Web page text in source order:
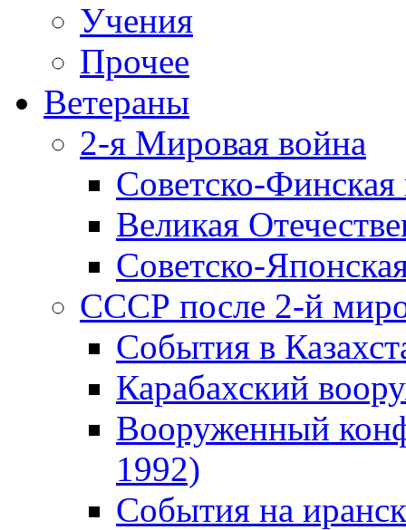
Учения
Прочее
Ветераны
2-я Мировая война
Советско-
Великая
Советско-
СССР после 2-й
События в
Карабахский
Вооруженный
1992)
События на